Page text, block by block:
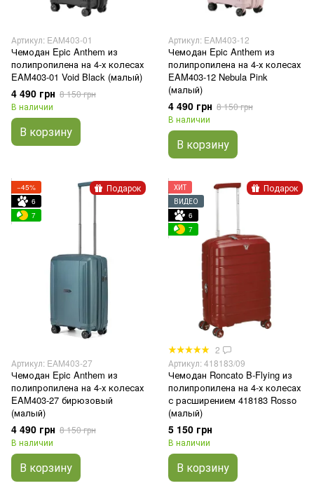
Артикул: EAM403-01
Чемодан Epic Anthem из
полипропилена на 4-х колесах
EAM403-01 Void Black (малый)
4 490 грн 8 150 грн
В наличии
В корзину
Артикул: EAM403-12
Чемодан Epic Anthem из
полипропилена на 4-х колесах
EAM403-12 Nebula Pink
(малый)
4 490 грн 8 150 грн
В наличии
В корзину
Подарок
−45%
6
7
Артикул: EAM403-27
Чемодан Epic Anthem из
полипропилена на 4-х колесах
EAM403-27 бирюзовый
(малый)
4 490 грн 8 150 грн
В наличии
В корзину
Подарок
ХИТ
ВИДЕО
6
7
2
Артикул: 418183/09
Чемодан Roncato B-Flying из
полипропилена на 4-х колесах
с расширением 418183 Rosso
(малый)
5 150 грн
В наличии
В корзину